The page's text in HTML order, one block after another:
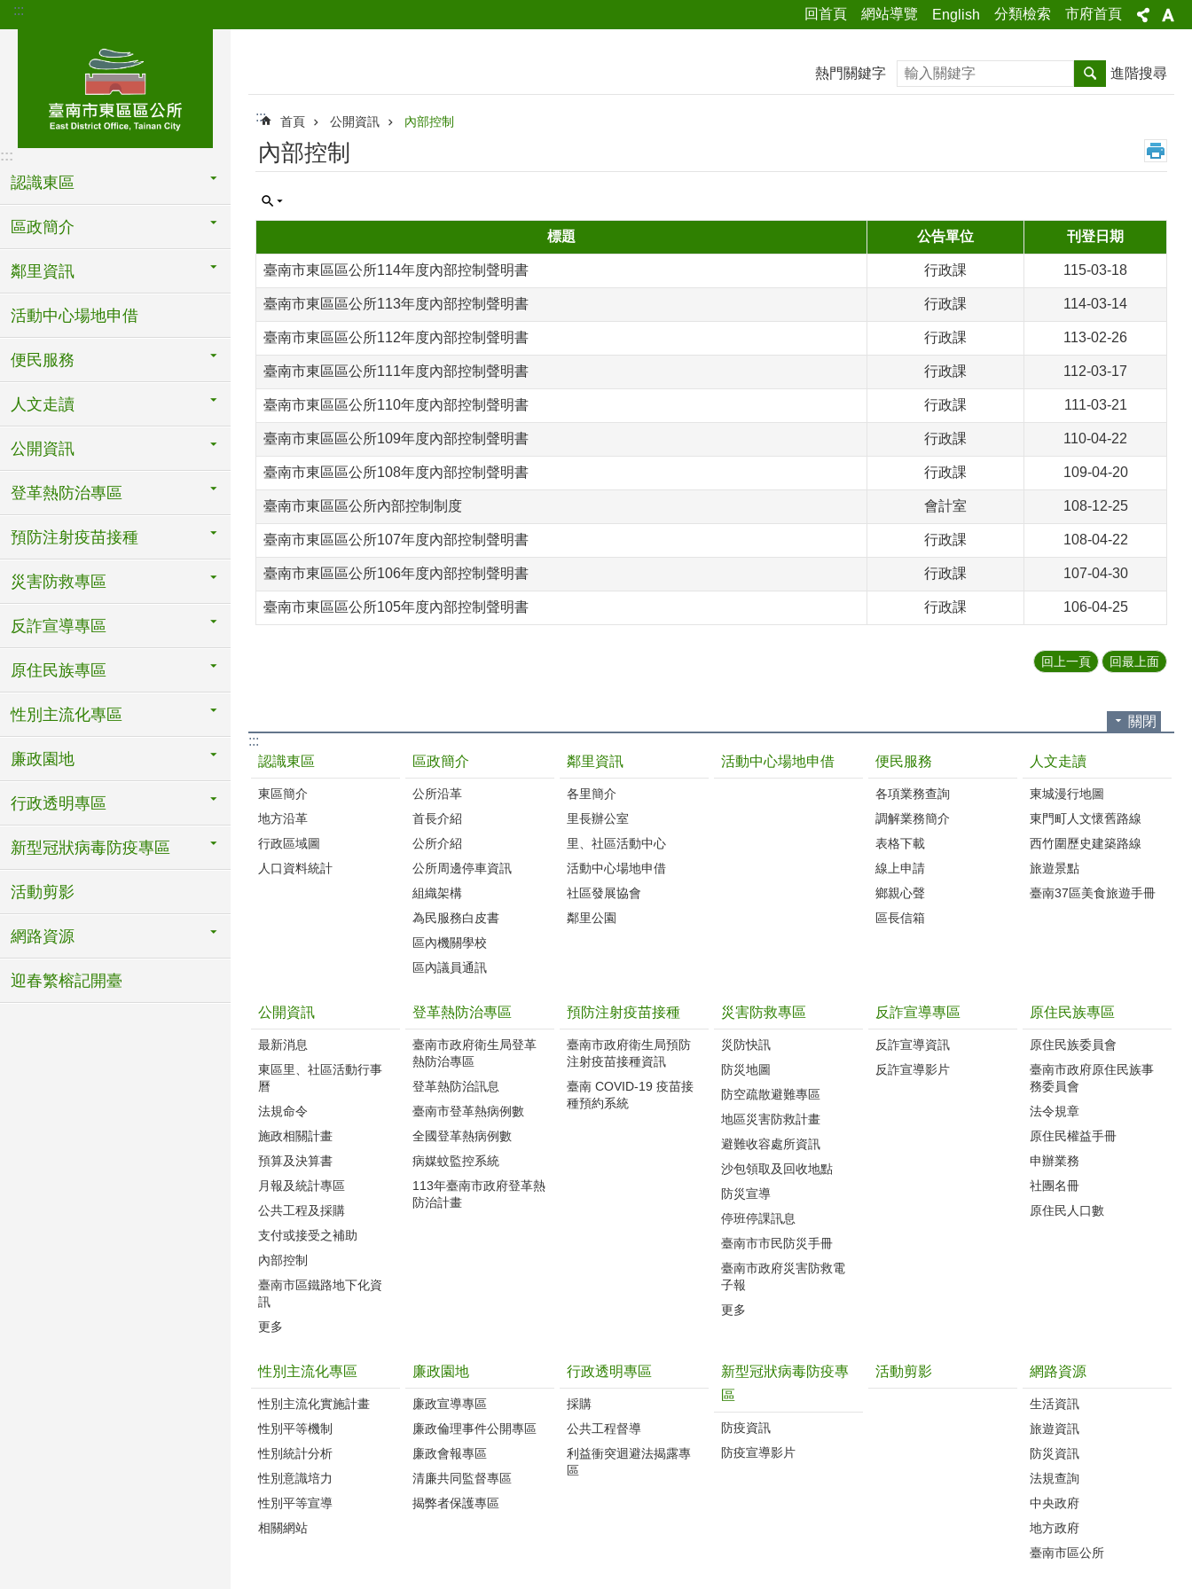
跳到主要內容區塊
::: 回首頁 網站導覽 English 分類檢索 市府首頁
:::
認識東區
區政簡介
鄰里資訊
活動中心場地申借
便民服務
人文走讀
公開資訊
登革熱防治專區
預防注射疫苗接種
災害防救專區
反詐宣導專區
原住民族專區
性別主流化專區
廉政園地
行政透明專區
新型冠狀病毒防疫專區
活動剪影
網路資源
迎春繁榕記開臺
熱門關鍵字 搜尋 進階搜尋
::: 首頁 公開資訊 內部控制
內部控制
標題 公告單位 刊登日期
臺南市東區區公所114年度內部控制聲明書 行政課 115-03-18
臺南市東區區公所113年度內部控制聲明書 行政課 114-03-14
臺南市東區區公所112年度內部控制聲明書 行政課 113-02-26
臺南市東區區公所111年度內部控制聲明書 行政課 112-03-17
臺南市東區區公所110年度內部控制聲明書 行政課 111-03-21
臺南市東區區公所109年度內部控制聲明書 行政課 110-04-22
臺南市東區區公所108年度內部控制聲明書 行政課 109-04-20
臺南市東區區公所內部控制制度 會計室 108-12-25
臺南市東區區公所107年度內部控制聲明書 行政課 108-04-22
臺南市東區區公所106年度內部控制聲明書 行政課 107-04-30
臺南市東區區公所105年度內部控制聲明書 行政課 106-04-25
回上一頁 回最上面
關閉
:::
認識東區
東區簡介
地方沿革
行政區域圖
人口資料統計
區政簡介
公所沿革
首長介紹
公所介紹
公所周邊停車資訊
組織架構
為民服務白皮書
區內機關學校
區內議員通訊
鄰里資訊
各里簡介
里長辦公室
里、社區活動中心
活動中心場地申借
社區發展協會
鄰里公園
活動中心場地申借 便民服務
各項業務查詢
調解業務簡介
表格下載
線上申請
鄉親心聲
區長信箱
人文走讀
東城漫行地圖
東門町人文懷舊路線
西竹圍歷史建築路線
旅遊景點
臺南37區美食旅遊手冊
公開資訊
最新消息
東區里、社區活動行事
曆
法規命令
施政相關計畫
預算及決算書
月報及統計專區
公共工程及採購
支付或接受之補助
內部控制
臺南市區鐵路地下化資
訊
更多
登革熱防治專區
臺南市政府衛生局登革
熱防治專區
登革熱防治訊息
臺南市登革熱病例數
全國登革熱病例數
病媒蚊監控系統
113年臺南市政府登革熱
防治計畫
預防注射疫苗接種
臺南市政府衛生局預防
注射疫苗接種資訊
臺南 COVID-19 疫苗接
種預約系統
災害防救專區
災防快訊
防災地圖
防空疏散避難專區
地區災害防救計畫
避難收容處所資訊
沙包領取及回收地點
防災宣導
停班停課訊息
臺南市市民防災手冊
臺南市政府災害防救電
子報
更多
反詐宣導專區
反詐宣導資訊
反詐宣導影片
原住民族專區
原住民族委員會
臺南市政府原住民族事
務委員會
法令規章
原住民權益手冊
申辦業務
社團名冊
原住民人口數
性別主流化專區
性別主流化實施計畫
性別平等機制
性別統計分析
性別意識培力
性別平等宣導
相關網站
廉政園地
廉政宣導專區
廉政倫理事件公開專區
廉政會報專區
清廉共同監督專區
揭弊者保護專區
行政透明專區
採購
公共工程督導
利益衝突迴避法揭露專
區
新型冠狀病毒防疫專
區
防疫資訊
防疫宣導影片
活動剪影 網路資源
生活資訊
旅遊資訊
防災資訊
法規查詢
中央政府
地方政府
臺南市區公所